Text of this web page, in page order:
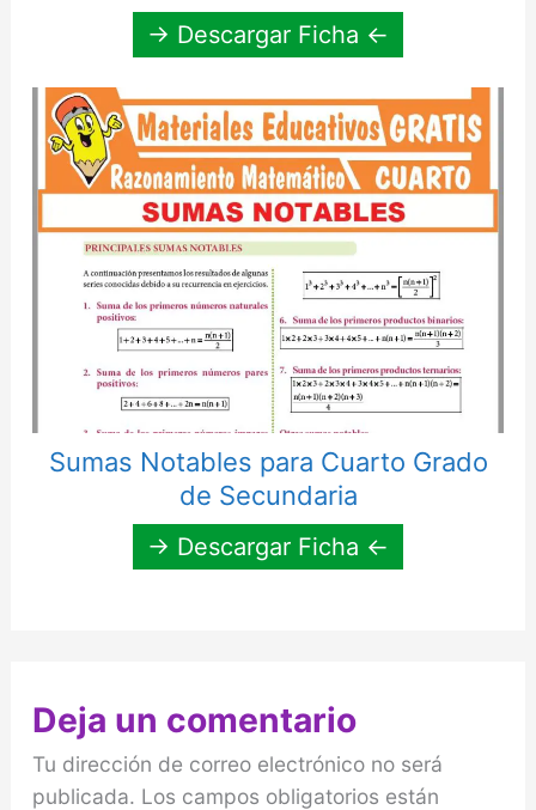
→ Descargar Ficha ←
Sumas Notables para Cuarto Grado
de Secundaria
→ Descargar Ficha ←
Deja un comentario
Tu dirección de correo electrónico no será
publicada. Los campos obligatorios están